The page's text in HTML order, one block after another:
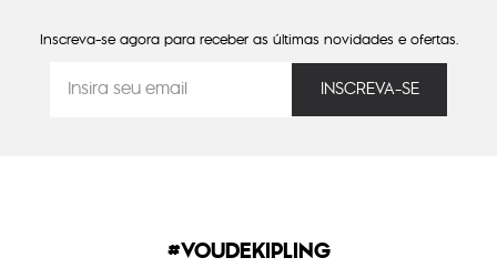
Inscreva-se agora para receber as últimas novidades e ofertas.
#VOUDEKIPLING